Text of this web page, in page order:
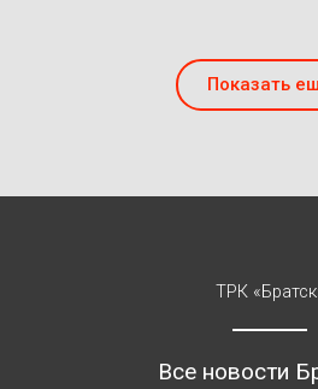
Показать
ТРК
Все новости